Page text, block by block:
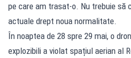
pe care am trasat-o. Nu trebuie să
actuale drept noua normalitate.
În noaptea de 28 spre 29 mai, o
explozibili a violat spațiul aerian al